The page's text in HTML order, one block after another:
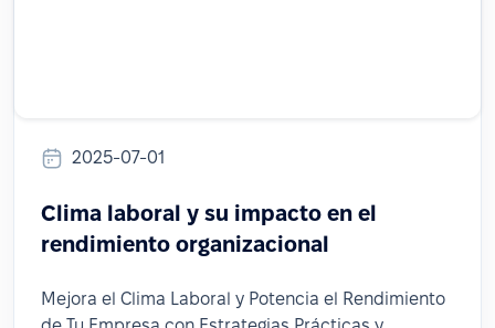
2025-07-01
Clima laboral y su impacto en el
rendimiento organizacional
Mejora el Clima Laboral y Potencia el Rendimiento